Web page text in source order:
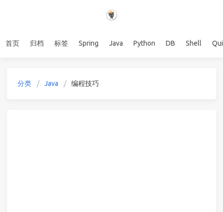
首页 归档 标签 Spring Java Python DB Shell
分类 Java 编程技巧